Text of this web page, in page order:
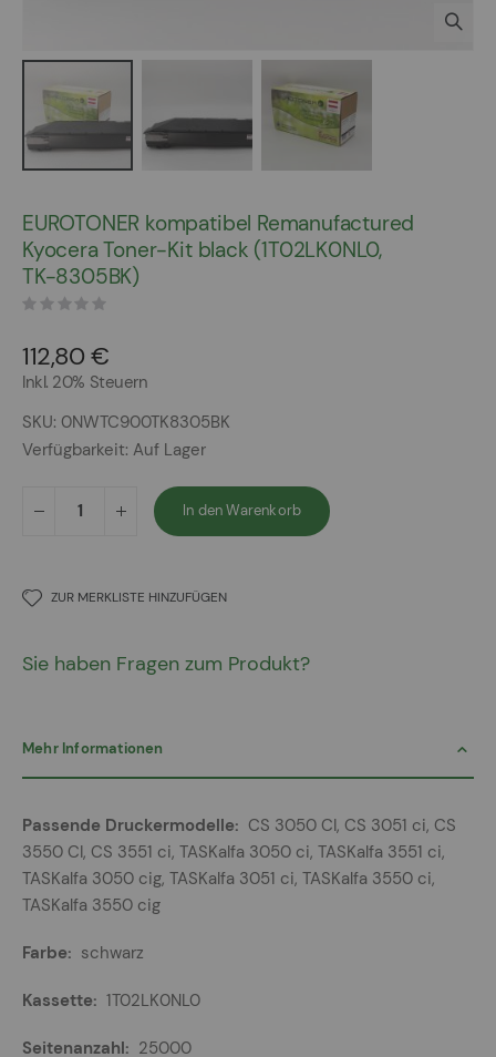
der
Bildergalerie
springen
EUROTONER kompatibel Remanufactured
Kyocera Toner-Kit black (1T02LK0NL0,
TK-8305BK)
112,80 €
Inkl. 20% Steuern
SKU 0NWTC900TK8305BK
Verfügbarkeit: Auf Lager
In den Warenkorb
ZUR MERKLISTE HINZUFÜGEN
Sie haben Fragen zum Produkt?
Mehr Informationen
Mehr
Informationen
CS 3050 CI, CS 3051 ci, CS
3550 CI, CS 3551 ci, TASKalfa 3050 ci, TASKalfa 3551 ci,
TASKalfa 3050 cig, TASKalfa 3051 ci, TASKalfa 3550 ci,
TASKalfa 3550 cig
schwarz
1T02LK0NL0
25000